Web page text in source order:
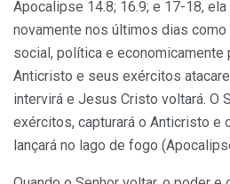
Apocalipse 14.8; 16.9; e 17-18,
novamente nos últimos dias
social, política e economicamente
Anticristo e seus exércitos
intervirá e Jesus Cristo voltará. O
exércitos, capturará o Anticristo e
lançará no lago de fogo